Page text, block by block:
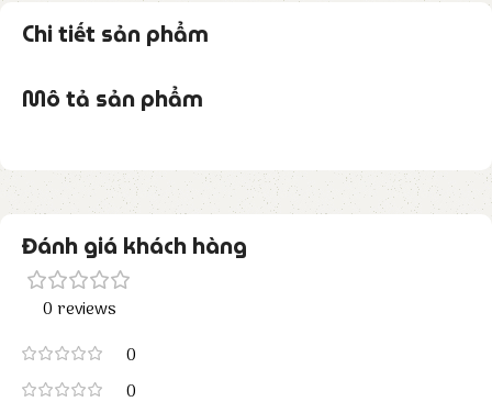
Chi tiết sản phẩm
Mô tả sản phẩm
Đánh giá khách hàng
0 reviews
0
0